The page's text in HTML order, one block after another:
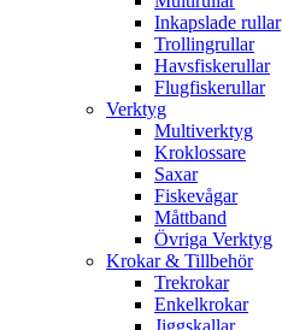
Inkapslade rullar
Trollingrullar
Havsfiskerullar
Flugfiskerullar
Verktyg
Multiverktyg
Kroklossare
Saxar
Fiskevågar
Måttband
Övriga Verktyg
Krokar & Tillbehör
Trekrokar
Enkelkrokar
Jiggskallar